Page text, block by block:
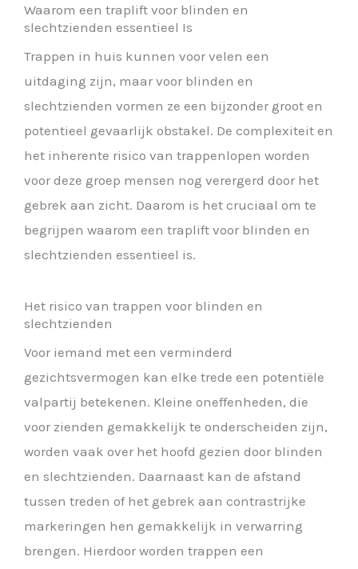
Waarom een traplift voor blinden en
slechtzienden essentieel Is
Trappen in huis kunnen voor velen een
uitdaging zijn, maar voor blinden en
slechtzienden vormen ze een bijzonder groot en
potentieel gevaarlijk obstakel. De complexiteit en
het inherente risico van trappenlopen worden
voor deze groep mensen nog verergerd door het
gebrek aan zicht. Daarom is het cruciaal om te
begrijpen waarom een traplift voor blinden en
slechtzienden essentieel is.
Het risico van trappen voor blinden en
slechtzienden
Voor iemand met een verminderd
gezichtsvermogen kan elke trede een potentiële
valpartij betekenen. Kleine oneffenheden, die
voor zienden gemakkelijk te onderscheiden zijn,
worden vaak over het hoofd gezien door blinden
en slechtzienden. Daarnaast kan de afstand
tussen treden of het gebrek aan contrastrijke
markeringen hen gemakkelijk in verwarring
brengen. Hierdoor worden trappen een